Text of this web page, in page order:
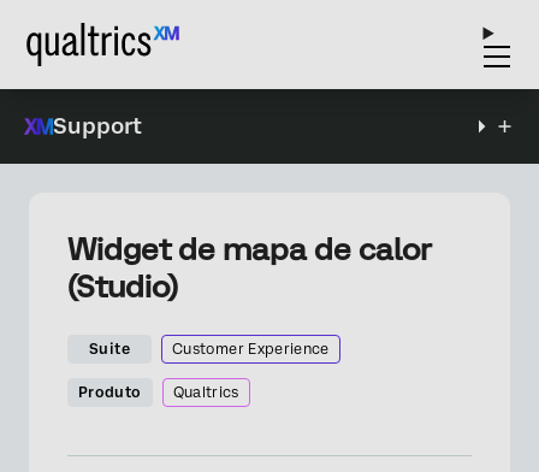
Support
Widget de mapa de calor
(Studio)
Suite Customer Experience
Produto Qualtrics